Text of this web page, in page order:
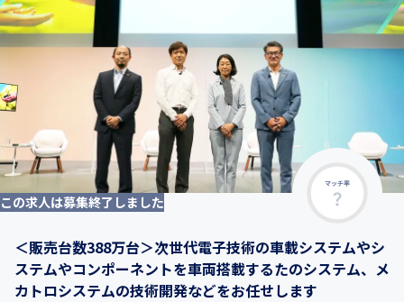
マッチ率
この求人は募集終了しました
＜販売台数388万台＞次世代電子技術の車載システムやシ
ステムやコンポーネントを車両搭載するたのシステム、メ
カトロシステムの技術開発などをお任せします